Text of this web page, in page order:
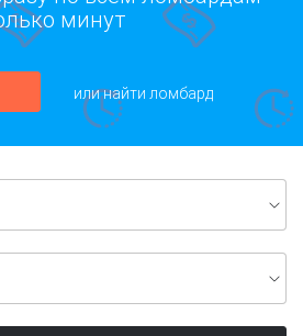
минут
или найти ломбард